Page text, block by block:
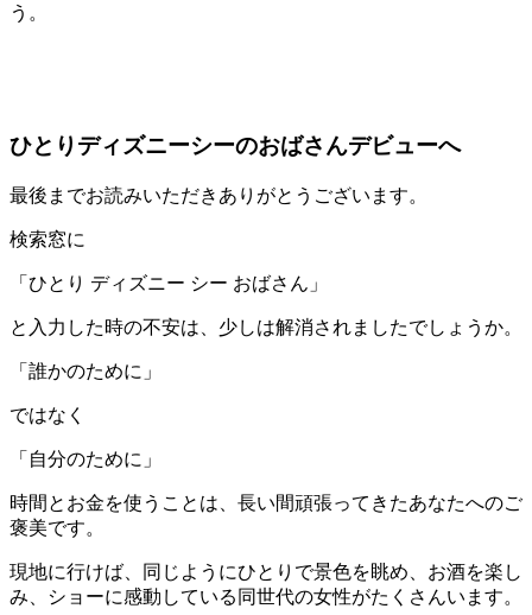
う。
ひとりディズニーシーのおばさんデビューへ
最後までお読みいただきありがとうございます。
検索窓に
「ひとり ディズニー シー おばさん」
と入力した時の不安は、少しは解消されましたでしょうか。
「誰かのために」
ではなく
「自分のために」
時間とお金を使うことは、長い間頑張ってきたあなたへのご
褒美です。
現地に行けば、同じようにひとりで景色を眺め、お酒を楽し
み、ショーに感動している同世代の女性がたくさんいます。